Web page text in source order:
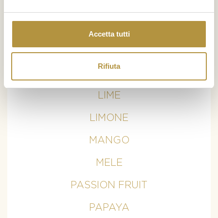
Accetta tutti
Rifiuta
CURCUMA
LIME
LIMONE
MANGO
MELE
PASSION FRUIT
PAPAYA